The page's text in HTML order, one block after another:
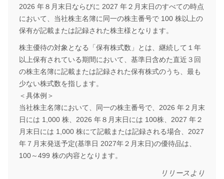
2026 年８月末日ならびに 2027 年２月末日のすべての時点
において、当社株主名簿に同一の株主番号で 100 株以上の
保有が記載または記録された株主様となります。
株主優待の対象となる「保有株式数」とは、継続して１年
以上保有されている期間において、基準日含めた直近３回
の株主名簿に記載または記録された保有株式のうち、最も
少ない株式数を指します。
＜具体例＞
当社株主名簿において、同一の株主番号で、2026 年２月末
日には 1,000 株、2026 年８月末日には 100株、2027 年２
月末日には 1,000 株にて記載または記録される場合、2027
年７月末発送予定(基準日 2027年２月末日)の優待品は、
100～499 株の内容となります。
リリースより